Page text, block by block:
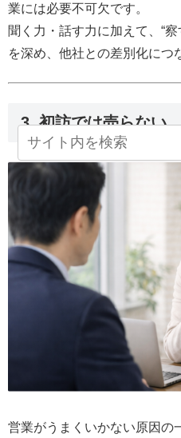
業には必要不可欠です。
聞く力・話す力に加えて、“
を深め、他社との差別化につ
3. 初訪では売らない
営業がうまくいかない原因の